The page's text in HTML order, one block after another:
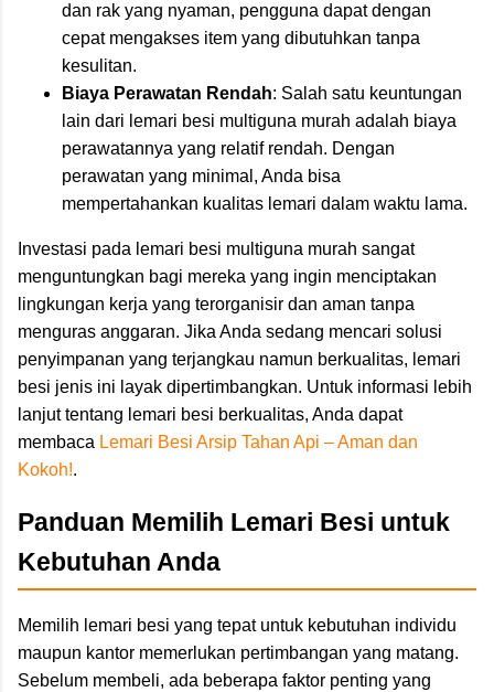
dan rak yang nyaman, pengguna dapat dengan
cepat mengakses item yang dibutuhkan tanpa
kesulitan.
Biaya Perawatan Rendah: Salah satu keuntungan
lain dari lemari besi multiguna murah adalah biaya
perawatannya yang relatif rendah. Dengan
perawatan yang minimal, Anda bisa
mempertahankan kualitas lemari dalam waktu lama.
Investasi pada lemari besi multiguna murah sangat
menguntungkan bagi mereka yang ingin menciptakan
lingkungan kerja yang terorganisir dan aman tanpa
menguras anggaran. Jika Anda sedang mencari solusi
penyimpanan yang terjangkau namun berkualitas, lemari
besi jenis ini layak dipertimbangkan. Untuk informasi lebih
lanjut tentang lemari besi berkualitas, Anda dapat
membaca Lemari Besi Arsip Tahan Api – Aman dan
Kokoh!.
Panduan Memilih Lemari Besi untuk
Kebutuhan Anda
Memilih lemari besi yang tepat untuk kebutuhan individu
maupun kantor memerlukan pertimbangan yang matang.
Sebelum membeli, ada beberapa faktor penting yang